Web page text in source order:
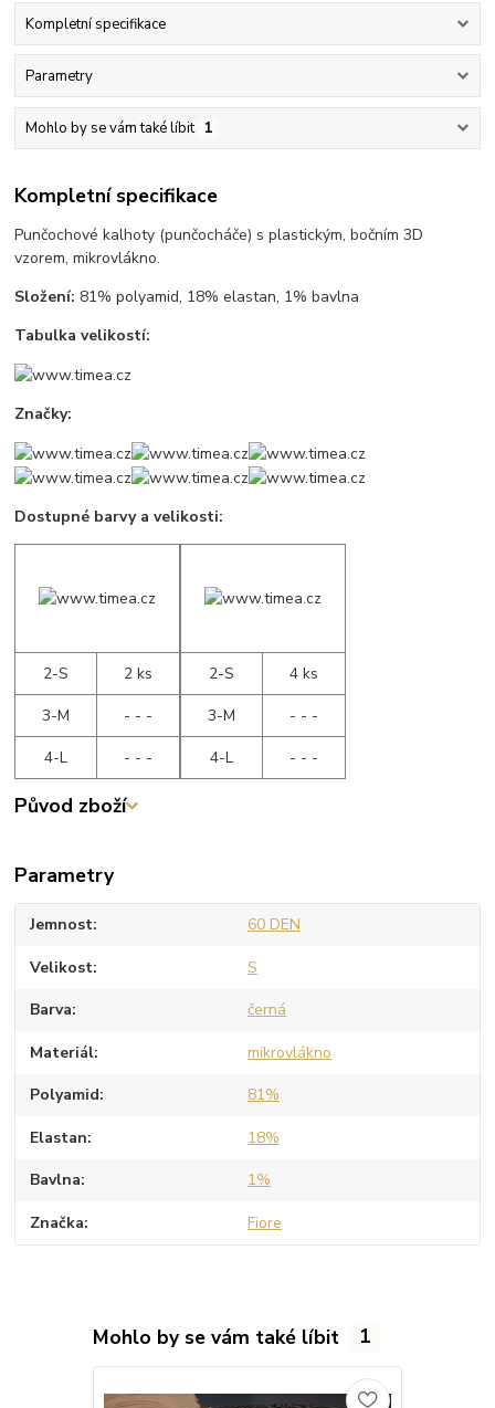
Kompletní specifikace
Parametry
Mohlo by se vám také líbit 1
Kompletní specifikace
Punčochové kalhoty (punčocháče) s plastickým, bočním 3D
vzorem, mikrovlákno.
Složení: 81% polyamid, 18% elastan, 1% bavlna
Tabulka velikostí:
Značky:
Dostupné barvy a velikosti:
2-S
2 ks
3-M
- - -
4-L
- - -
2-S
4 ks
3-M
- - -
4-L
- - -
Původ zboží
Parametry
Jemnost 60 DEN
Velikost S
Barva černá
Materiál mikrovlákno
Polyamid 81%
Elastan 18%
Bavlna 1%
Značka Fiore
Mohlo by se vám také líbit 1